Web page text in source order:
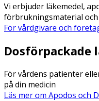
Vi erbjuder läkemedel,
förbrukningsmaterial
För vårdgivare och
Dosförpackade
För vårdens patienter
på din medicin
Läs mer om Apodos och